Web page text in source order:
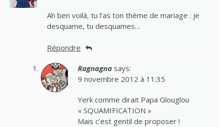
Ah ben voilà, tu l’as ton thème de mariage : je
desquame, tu desquames…
Répondre
Ragnagna says:
9 novembre 2012 à 11:35
Yerk comme dirait Papa Glouglou
« SQUAMIFICATION »
Mais c’est gentil de proposer !